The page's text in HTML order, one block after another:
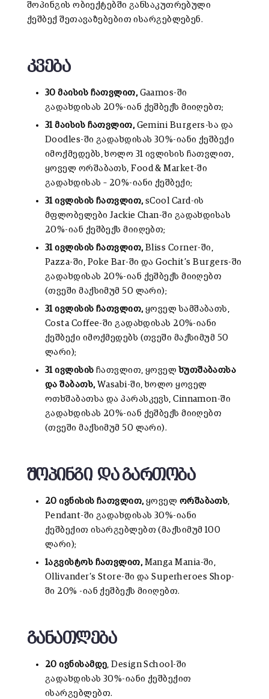
შოპინგის ობიექტებში განსაკუთრებული
ქეშბექ შეთავაზებებით ისარგებლებენ.
კვება
30 მაისის ჩათვლით,Gaamos-ში
გადახდისას 20%-იან ქეშბექს მიიღებთ;
31 მაისის ჩათვლით,Gemini Burgers-სა და
Doodles-ში გადახდისას 30%-იანი ქეშბექი
იმოქმედებს, ხოლო 31 ივლისის ჩათვლით,
ყოველ ორშაბათს, Food & Market-ში
გადახდისას – 20%-იანი ქეშბექი;
31 ივლისის ჩათვლით,sCool Card-ის
მფლობელები Jackie Chan-ში გადახდისას
20%-იან ქეშბექს მიიღებთ;
31 ივლისის ჩათვლით, Bliss Corner-ში,
Pazza-ში, Poke Bar-ში და Gochit’s Burgers-ში
გადახდისას 20%-იან ქეშბექს მიიღებთ
(თვეში მაქსიმუმ 50 ლარი);
31 ივლისის ჩათვლით,ყოველ სამშაბათს,
Costa Coffee-ში გადახდისას 20%-იანი
ქეშბექი იმოქმედებს (თვეში მაქსიმუმ 50
ლარი);
31 ივლისის ჩათვლით, ყოველ ხუთშაბათსა
და შაბათს, Wasabi-ში, ხოლო ყოველ
ოთხშაბათსა და პარასკევს, Cinnamon-ში
გადახდისას 20%-იან ქეშბექს მიიღებთ
(თვეში მაქსიმუმ 50 ლარი).
შოპინგი და გართობა
20 ივნისის ჩათვლით, ყოველ ორშაბათს,
Pendant-ში გადახდისას 30%-იანი
ქეშბექით ისარგებლებთ (მაქსიმუმ 100
ლარი);
1აგვისტოს ჩათვლით, Manga Mania-ში,
Ollivander’s Store-ში და Superheroes Shop-
ში 20% -იან ქეშბექს მიიღებთ.
განათლება
20 ივნისამდე, Design School-ში
გადახდისას 30%-იანი ქეშბექით
ისარგებლებთ.